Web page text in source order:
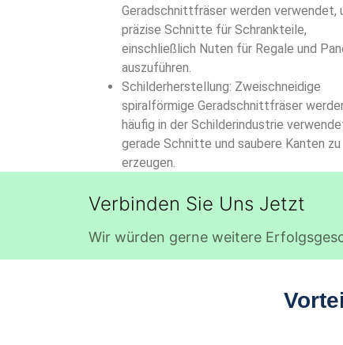
Geradschnittfräser werden verwendet,
präzise Schnitte für Schrankteile,
einschließlich Nuten für Regale und
auszuführen.
Schilderherstellung: Zweischneidige
spiralförmige Geradschnittfräser
häufig in der Schilderindustrie
gerade Schnitte und saubere Kanten zu
erzeugen.
Verbinden Sie Uns Jetzt
Wir würden gerne weitere